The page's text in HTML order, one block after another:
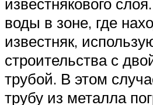
воды в зоне, где
известняк,
строительства с
трубой. В этом
трубу из металла